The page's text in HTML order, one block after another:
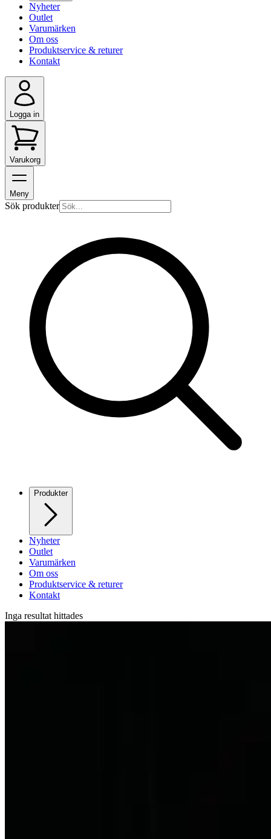
Nyheter
Outlet
Varumärken
Om oss
Produktservice & returer
Kontakt
Logga in
Varukorg
Meny
Sök produkter
Produkter
Nyheter
Outlet
Varumärken
Om oss
Produktservice & returer
Kontakt
Inga resultat hittades